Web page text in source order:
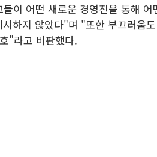
이 어떤 새로운 경영진을 통해
하지 않았다"며 "또한 부끄러움
"라고 비판했다.